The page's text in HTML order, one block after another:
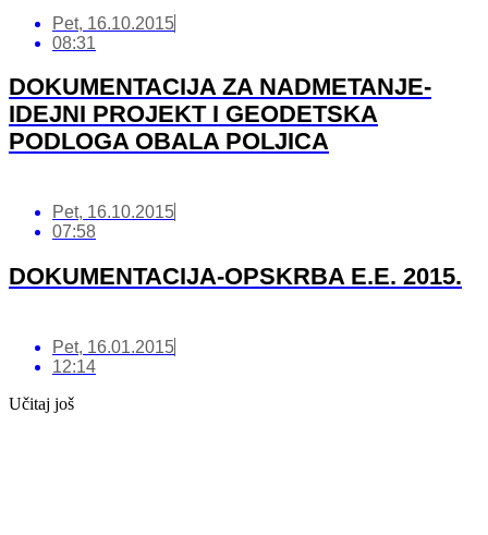
Pet, 16.10.2015
08:31
DOKUMENTACIJA ZA NADMETANJE-
IDEJNI PROJEKT I GEODETSKA
PODLOGA OBALA POLJICA
Pet, 16.10.2015
07:58
DOKUMENTACIJA-OPSKRBA E.E. 2015.
Pet, 16.01.2015
12:14
Učitaj još